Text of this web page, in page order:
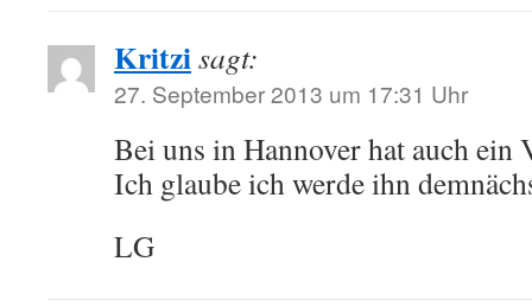
Kritzisagt:
27. September 2013 um 17:31 Uhr
Bei uns in Hannover hat auch
Ich glaube ich werde ihn
LG